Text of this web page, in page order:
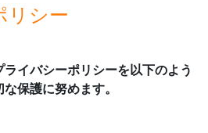
リシー
イバシーポリシーを以下のよう
保護に努めます。